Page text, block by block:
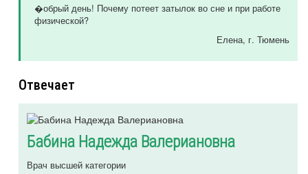
�обрый день! Почему потеет затылок во сне и при работе
физической?
Елена, г. Тюмень
Отвечает
Бабина Надежда Валериановна
Врач высшей категории